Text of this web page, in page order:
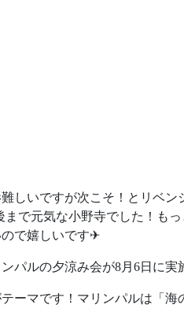
しいですが次こそ！とリベン
で元気な小野寺でした！も
ので嬉しいです✈
パルの夕涼み会が8月6日に実
ーマです！マリンパルは「海